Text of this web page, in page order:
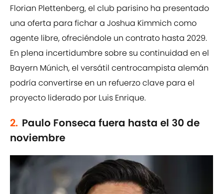
Florian Plettenberg, el club parisino ha presentado
una oferta para fichar a Joshua Kimmich como
agente libre, ofreciéndole un contrato hasta 2029.
En plena incertidumbre sobre su continuidad en el
Bayern Múnich, el versátil centrocampista alemán
podría convertirse en un refuerzo clave para el
proyecto liderado por Luis Enrique.
2. Paulo Fonseca fuera hasta el 30 de
noviembre